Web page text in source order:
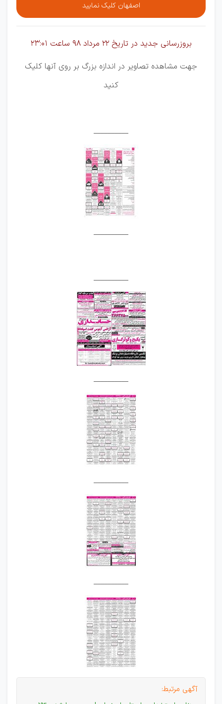
اصفهان کلیک نمایید
بروزرسانی جدید در تاریخ 22 مرداد 98 ساعت 23:01
جهت مشاهده تصاویر در اندازه بزرگ بر روی آنها کلیک
کنید
__________
__________
__________
__________
__________
__________
آگهی مرتبط: